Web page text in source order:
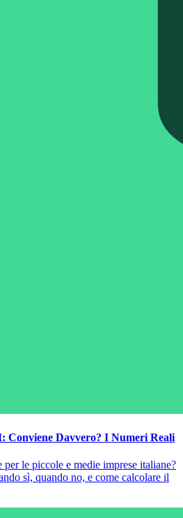
Conviene Davvero? I Numeri Reali
le piccole e medie imprese italiane?
sì, quando no, e come calcolare il